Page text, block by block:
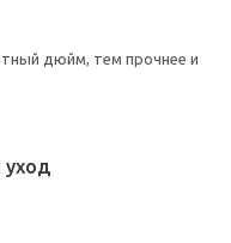
дюйм, тем прочнее и